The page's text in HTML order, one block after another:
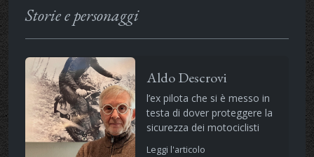
Storie e personaggi
Aldo Descrovi
l’ex pilota che si è messo in
testa di dover proteggere la
sicurezza dei motociclisti
Leggi l'articolo